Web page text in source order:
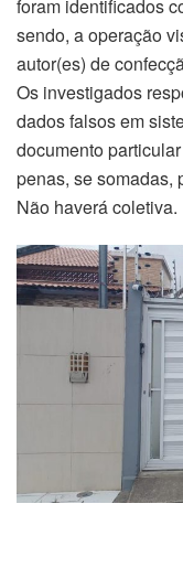
foram identificados
sendo, a operação
autor(es) de
Os investigados
dados falsos em
documento
penas, se somadas,
Não haverá coletiva.